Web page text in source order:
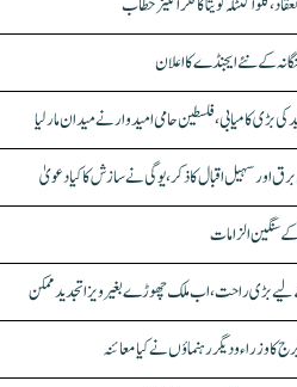
کے نئے ایجنڈے کا اعلان
کامیابی، فلسطین حامی امیدوار نے میدان مار لیا
اور سہیل اقبال کا ذکر، یوگی نے سازش کا کیا دعویٰ
سنگین الزامات
کا وزراء و دیگر رہنماؤں نے کیا معائنہ